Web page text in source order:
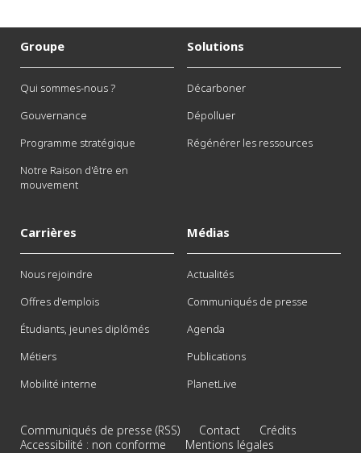
Groupe
Qui sommes-nous ?
Gouvernance
Programme stratégique
Notre Raison d'être en
mouvement
Solutions
Décarboner
Dépolluer
Régénérer les ressources
Carrières
Nous rejoindre
Offres d'emplois
Étudiants, jeunes diplômés
Métiers
Mobilité interne
Médias
Actualités
Communiqués de presse
Agenda
Publications
PlanetLive
Communiqués de presse (RSS) Contact
Crédits
Accessibilité : non conforme
Mentions légales